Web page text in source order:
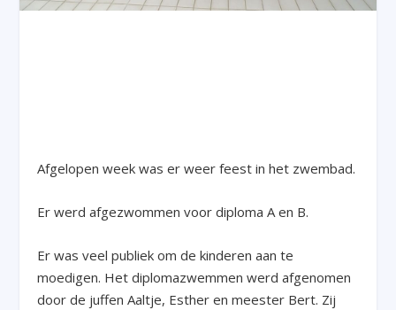
Afgelopen week was er weer feest in het zwembad.
Er werd afgezwommen voor diploma A en B.
Er was veel publiek om de kinderen aan te
moedigen. Het diplomazwemmen werd afgenomen
door de juffen Aaltje, Esther en meester Bert. Zij